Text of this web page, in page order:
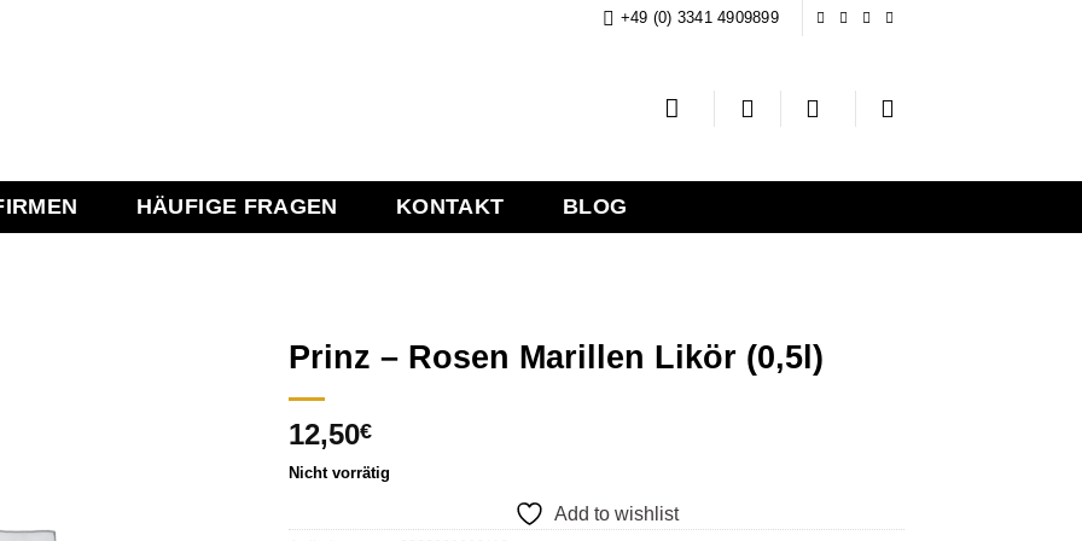
+49 (0) 3341 4909899
HÄUFIGE FRAGEN KONTAKT BLOG
Prinz – Rosen Marillen Likör (0,5l)
12,50€
Nicht vorrätig
Add to wishlist